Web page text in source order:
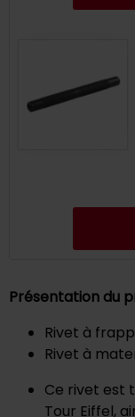
Présentation du
Rivet à
Rivet à
Ce rivet est
Tour Eiffel,